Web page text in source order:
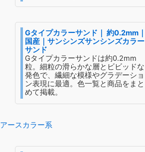
Gタイプカラーサンド｜ 約0.2mm｜
国産｜サンシンズサンシンズカラー
サンド
Gタイプカラーサンドは約0.2mm
粒。細粒の滑らかな層とビビッドな
発色で、繊細な模様やグラデーショ
ン表現に最適。色一覧と商品をまと
めて掲載。
アースカラー系